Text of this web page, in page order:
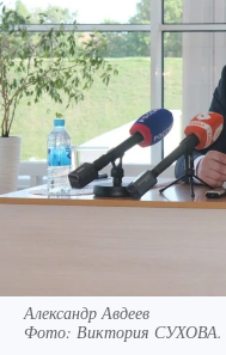
Александр Авдеев
Фото: Виктория СУХОВА.